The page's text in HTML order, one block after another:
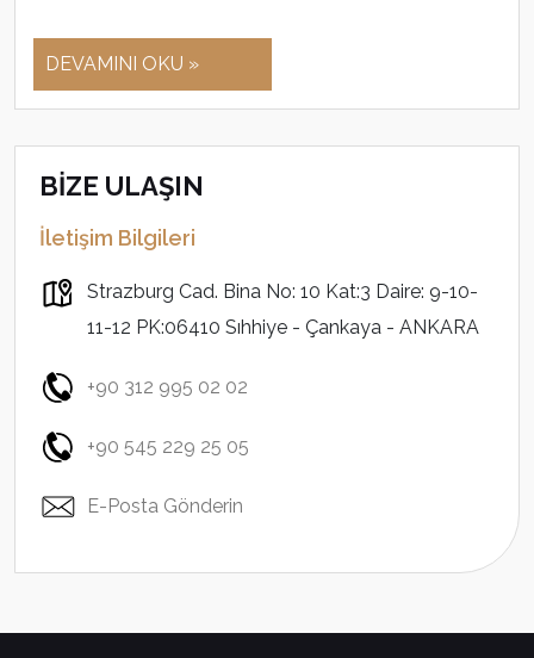
DEVAMINI OKU »
BİZE ULAŞIN
İletişim Bilgileri
Strazburg Cad. Bina No: 10 Kat:3 Daire: 9-10-
11-12 PK:06410 Sıhhiye - Çankaya - ANKARA
+90 312 995 02 02
+90 545 229 25 05
E-Posta Gönderin